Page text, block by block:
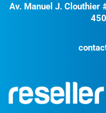
Av. Manuel J. Clouthier